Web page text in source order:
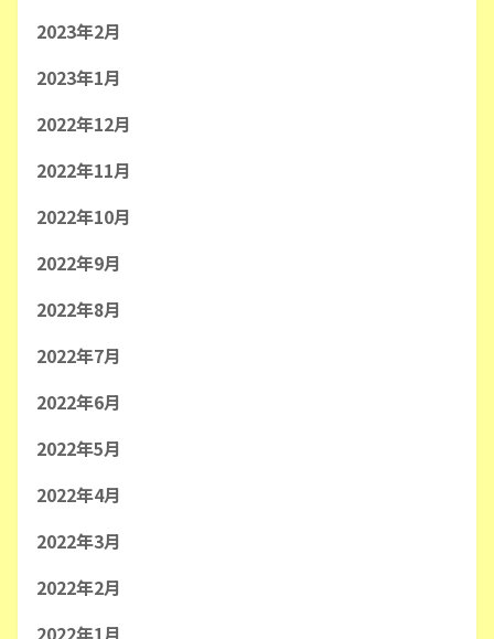
2023年2月
2023年1月
2022年12月
2022年11月
2022年10月
2022年9月
2022年8月
2022年7月
2022年6月
2022年5月
2022年4月
2022年3月
2022年2月